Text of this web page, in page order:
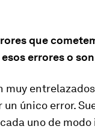
que
errores o
muy
único error.
uno de